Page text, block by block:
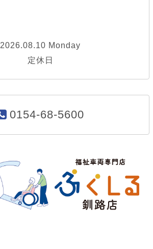
2026.08.10 Monday
定休日
0154-68-5600